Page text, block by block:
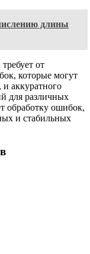
длины
от
которые могут
аккуратного
для различных
обработку ошибок,
и стабильных